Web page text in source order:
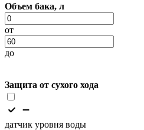
Объем бака, л
от
до
Защита от сухого хода
датчик уровня воды